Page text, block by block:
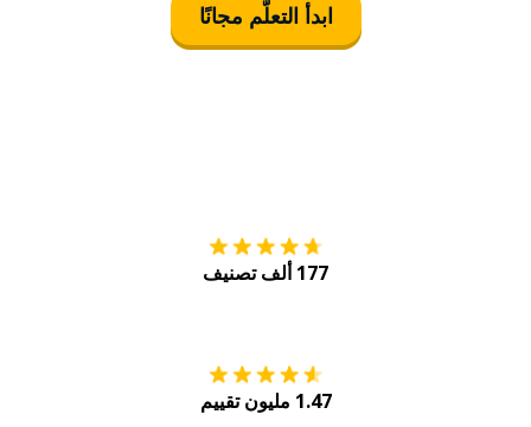
ابدأ التعلُّم مجانًا
177 ألف تصنيف
1.47 مليون تقييم